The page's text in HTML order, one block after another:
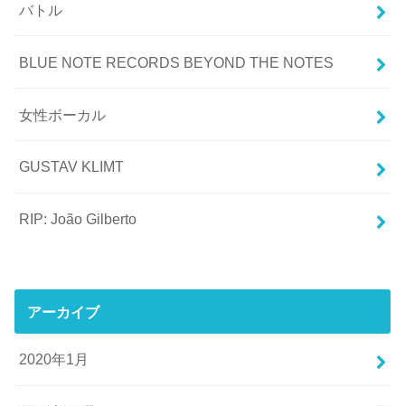
バトル
BLUE NOTE RECORDS BEYOND THE NOTES
女性ボーカル
GUSTAV KLIMT
RIP: João Gilberto
アーカイブ
2020年1月